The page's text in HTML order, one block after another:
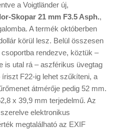
a Voigtländer új,
Skopar 21 mm F3.5 Asph.,
A termék októberben
körül lesz. Belül összesen
rendezve, köztük –
is utal rá – aszférikus üvegtag
íriszt F22-ig lehet szűkíteni, a
átmérője pedig 52 mm.
x 39,9 mm terjedelmű. Az
elektronikus
megtalálható az EXIF